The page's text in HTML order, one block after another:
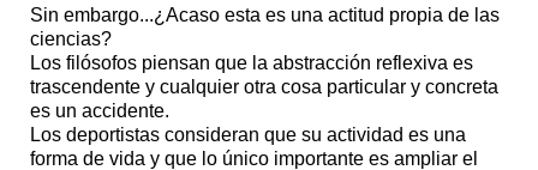
Sin embargo...¿Acaso esta es una actitud propia de las
ciencias?
Los filósofos piensan que la abstracción reflexiva es
trascendente y cualquier otra cosa particular y concreta
es un accidente.
Los deportistas consideran que su actividad es una
forma de vida y que lo único importante es ampliar el